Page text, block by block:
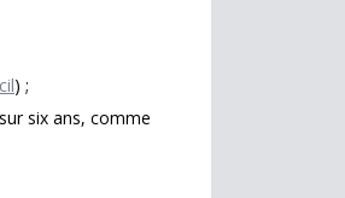
) ;
six ans, comme